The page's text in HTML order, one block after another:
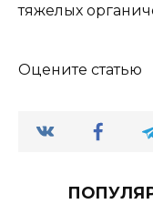
тяжелых
Оцените статью